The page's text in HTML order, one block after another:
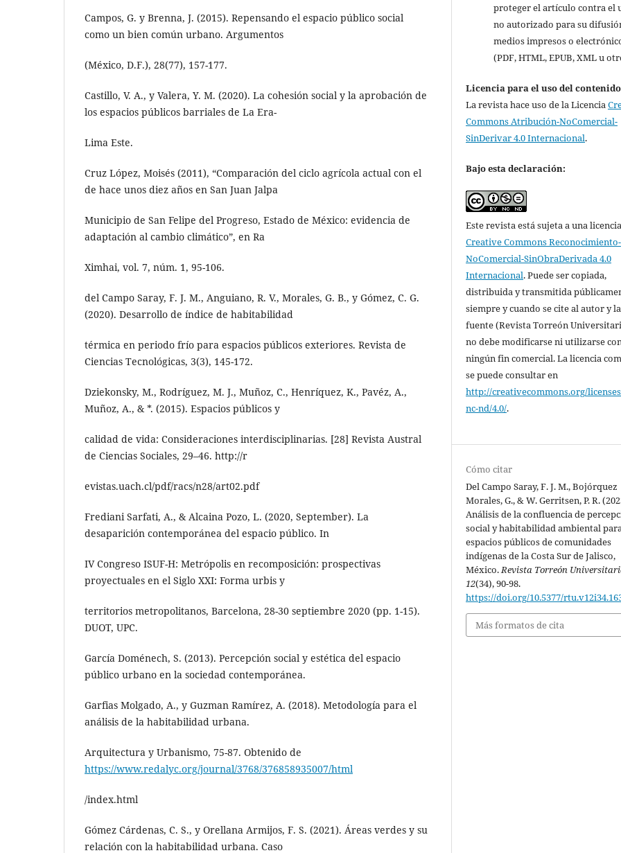
Campos, G. y Brenna, J. (2015). Repensando el espacio público social
como un bien común urbano. Argumentos
(México, D.F.), 28(77), 157-177.
Castillo, V. A., y Valera, Y. M. (2020). La cohesión social y la aprobación de
los espacios públicos barriales de La Era-
Lima Este.
Cruz López, Moisés (2011), “Comparación del ciclo agrícola actual con el
de hace unos diez años en San Juan Jalpa
Municipio de San Felipe del Progreso, Estado de México: evidencia de
adaptación al cambio climático”, en Ra
Ximhai, vol. 7, núm. 1, 95-106.
del Campo Saray, F. J. M., Anguiano, R. V., Morales, G. B., y Gómez, C. G.
(2020). Desarrollo de índice de habitabilidad
térmica en periodo frío para espacios públicos exteriores. Revista de
Ciencias Tecnológicas, 3(3), 145-172.
Dziekonsky, M., Rodríguez, M. J., Muñoz, C., Henríquez, K., Pavéz, A.,
Muñoz, A., & *. (2015). Espacios públicos y
calidad de vida: Consideraciones interdisciplinarias. [28] Revista Austral
de Ciencias Sociales, 29–46. http://r
evistas.uach.cl/pdf/racs/n28/art02.pdf
Frediani Sarfati, A., & Alcaina Pozo, L. (2020, September). La
desaparición contemporánea del espacio público. In
IV Congreso ISUF-H: Metrópolis en recomposición: prospectivas
proyectuales en el Siglo XXI: Forma urbis y
territorios metropolitanos, Barcelona, 28-30 septiembre 2020 (pp. 1-15).
DUOT, UPC.
García Doménech, S. (2013). Percepción social y estética del espacio
público urbano en la sociedad contemporánea.
Garfias Molgado, A., y Guzman Ramírez, A. (2018). Metodología para el
análisis de la habitabilidad urbana.
Arquitectura y Urbanismo, 75-87. Obtenido de
https://www.redalyc.org/journal/3768/376858935007/html
/index.html
Gómez Cárdenas, C. S., y Orellana Armijos, F. S. (2021). Áreas verdes y su
relación con la habitabilidad urbana. Caso
proteger el artículo contra el
no autorizado para su
medios impresos o
(PDF, HTML, EPUB, XML u
Licencia para el uso del contenido
La revista hace uso de la Licencia
Commons Atribución-NoComercial-
SinDerivar 4.0 Internacional.
Bajo esta declaración:
Este revista está sujeta a una
Creative Commons Reconocimiento-
NoComercial-SinObraDerivada 4.0
Internacional. Puede ser copiada,
distribuida y transmitida
siempre y cuando se cite al autor y la
fuente (Revista Torreón
no debe modificarse ni utilizarse
ningún fin comercial. La licencia
se puede consultar en
http://creativecommons.org/
nc-nd/4.0/.
Cómo citar
Del Campo Saray, F. J. M., Bojórquez
Morales, G., & W. Gerritsen, P. R.
Análisis de la confluencia de
social y habitabilidad ambiental
espacios públicos de comunidades
indígenas de la Costa Sur de Jalisco,
México.Revista Torreón
12(34), 90-98.
https://doi.org/10.5377/
Más formatos de cita